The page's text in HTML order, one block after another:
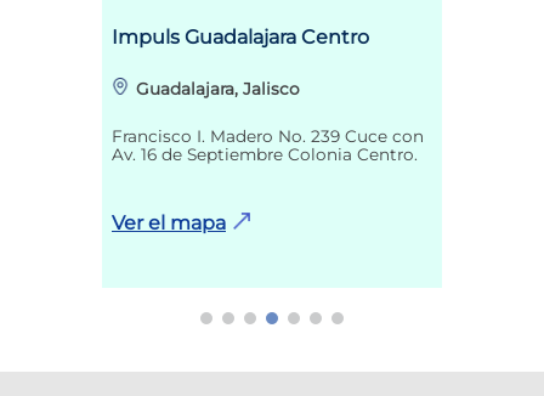
Impuls Guadalajara Centro
Guadalajara, Jalisco
Francisco I. Madero No. 239 Cuce con
Av. 16 de Septiembre Colonia Centro.
Ver el mapa